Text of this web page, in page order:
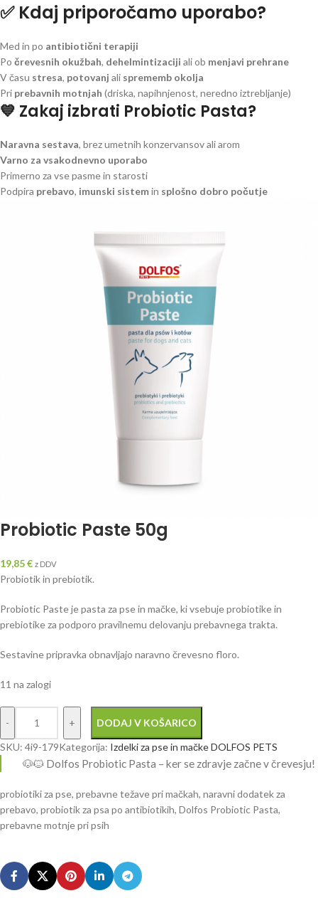
✅ Kdaj priporočamo uporabo?
Med in po antibiotični terapiji
Po črevesnih okužbah, dehelmintizaciji ali ob menjavi prehrane
V času stresa, potovanj ali sprememb okolja
Pri prebavnih motnjah (driska, napihnjenost, neredno iztrebljanje)
💙 Zakaj izbrati Probiotic Pasta?
Naravna sestava, brez umetnih konzervansov ali arom
Varno za vsakodnevno uporabo
Primerno za vse pasme in starosti
Podpira prebavo, imunski sistemin splošno dobro počutje
Probiotic Paste 50g
19,85€ z DDV
Probiotik in prebiotik.
Probiotic Paste je pasta za pse in mačke, ki vsebuje probiotike in
prebiotike za podporo pravilnemu delovanju prebavnega trakta.
Sestavine pripravka obnavljajo naravno črevesno floro.
11 na zalogi
DODAJ V KOŠARICO
SKU: 4i9-179Kategorija: Izdelki za pse in mačke DOLFOS PETS
🐶🐱 Dolfos Probiotic Pasta – ker se zdravje začne v črevesju!
probiotiki za pse, prebavne težave pri mačkah, naravni dodatek za
prebavo, probiotik za psa po antibiotikih, Dolfos Probiotic Pasta,
prebavne motnje pri psih